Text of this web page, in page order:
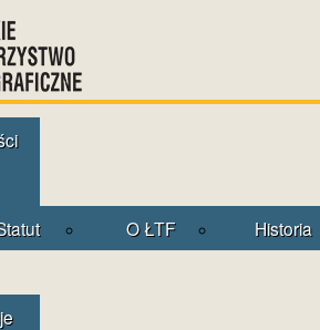
O ŁTF Historia